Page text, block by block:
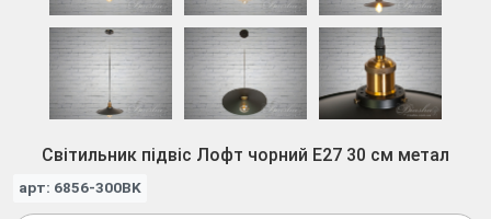
Світильник підвіс Лофт чорний E27 30 см метал
арт: 6856-300BK